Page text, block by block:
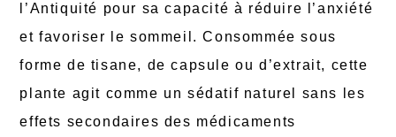
l’Antiquité pour sa capacité à réduire l’anxiété
et favoriser le sommeil. Consommée sous
forme de tisane, de capsule ou d’extrait, cette
plante agit comme un sédatif naturel sans les
effets secondaires des médicaments